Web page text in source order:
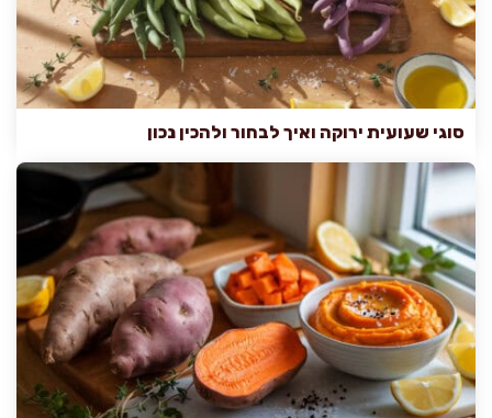
סוגי שעועית ירוקה ואיך לבחור ולהכין נכון